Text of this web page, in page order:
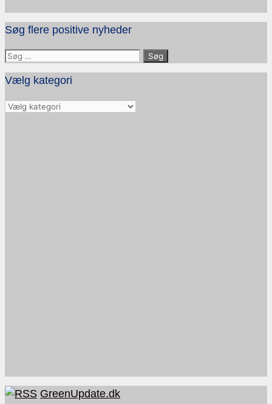
Søg flere positive nyheder
Søg
efter:
Vælg kategori
Vælg
GreenUpdate.dk